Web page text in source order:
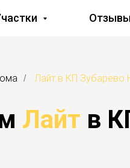
Отзывы
/ Лайт в КП Зубарево
Лайт в